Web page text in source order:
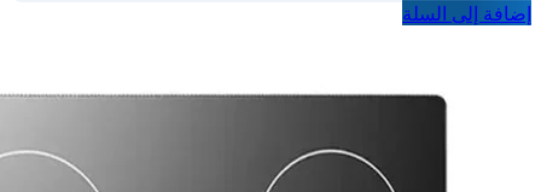
إضافة إلى السلة